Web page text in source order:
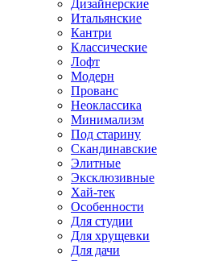
Дизайнерские
Итальянские
Кантри
Классические
Лофт
Модерн
Прованс
Неоклассика
Минимализм
Под старину
Скандинавские
Элитные
Эксклюзивные
Хай-тек
Особенности
Для студии
Для хрущевки
Для дачи